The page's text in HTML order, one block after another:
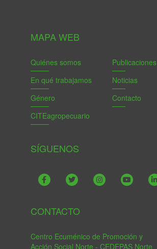
MAPA WEB
Quiénes somos
En qué trabajamos
Género
CITEagropecuario
Publicaciones
Noticias
Contacto
SÍGUENOS
CONTACTO
Centro Ecuménico de Promoción y
Acción Social Norte - CEDEPAS Norte